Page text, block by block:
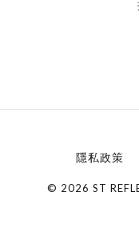
隱私政策
© 2026 ST